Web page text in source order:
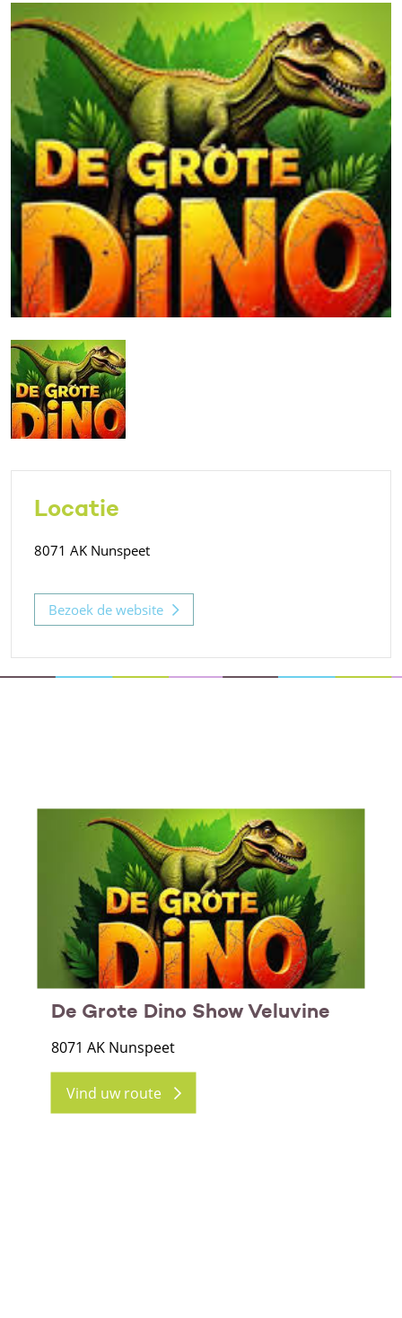
Locatie
8071 AK Nunspeet
Bezoek de website
De Grote Dino Show Veluvine
8071 AK Nunspeet
Vind uw route